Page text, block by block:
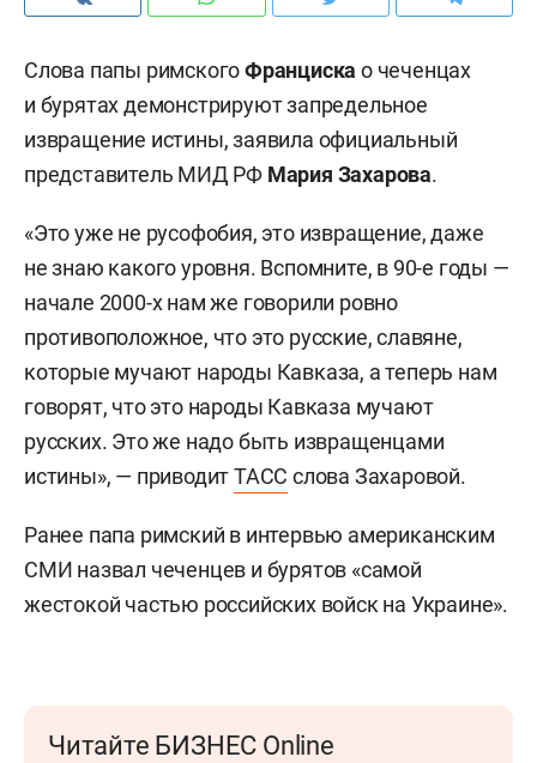
Слова папы римскогоФранциска о чеченцах
и бурятах демонстрируют запредельное
извращение истины, заявила официальный
представитель МИД РФ Мария Захарова.
«Это уже не русофобия, это извращение, даже
не знаю какого уровня. Вспомните, в 90-е годы —
начале 2000-х нам же говорили ровно
противоположное, что это русские, славяне,
которые мучают народы Кавказа, а теперь нам
говорят, что это народы Кавказа мучают
русских. Это же надо быть извращенцами
истины», — приводитТАСС слова Захаровой.
Ранее папа римский в интервью американским
СМИ назвал чеченцев и бурятов «самой
жестокой частью российских войск на Украине».
Читайте БИЗНЕС Online